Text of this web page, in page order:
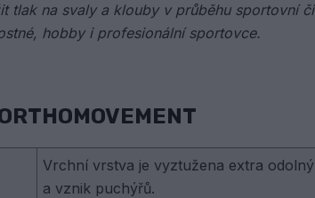
tlak na svaly a klouby v průběhu
hobby i profesionální sportovce.
Vrchní vrstva je vyztužena extra
a vznik puchýřů.